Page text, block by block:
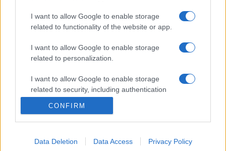
I want to allow Google to enable storage
related to functionality of the website or app.
I want to allow Google to enable storage
related to personalization.
I want to allow Google to enable storage
related to security, including authentication
functionality and fraud prevention, and other
user protection.
CONFIRM
Data Deletion Data Access Privacy Policy
mellett
Amire többmillióan vártunk: szombattól
Kecskeméten is szakirányú